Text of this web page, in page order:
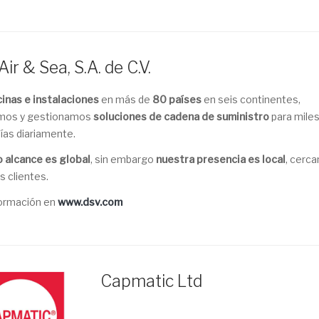
& Sea, S.A. de C.V.
e instalaciones en más de 80 países en seis continentes,
y gestionamos soluciones de cadena de suministropara
diariamente.
alcance es global, sin embargo nuestra presencia es local,
clientes.
en www.dsv.com
Capmatic Ltd